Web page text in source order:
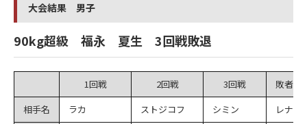
大会結果 男子
90kg超級 福永 夏生 3回戦敗退
1回戦 2回戦 3回戦
敗者復
相手名
ラカ ストジコフ シミン
レナア